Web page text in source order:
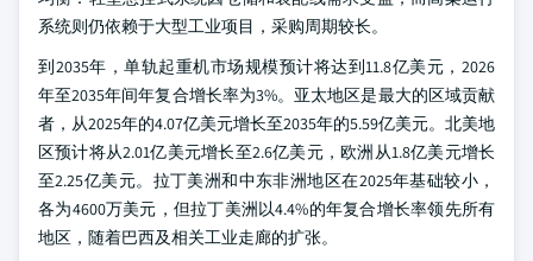
系统则仍依赖于大型工业项目，采购周期较长。
到2035年，单轨起重机市场规模预计将达到11.8亿美元，2026
年至2035年间年复合增长率为3%。亚太地区是最大的区域贡献
者，从2025年的4.07亿美元增长至2035年的5.59亿美元。北美地
区预计将从2.01亿美元增长至2.6亿美元，欧洲从1.8亿美元增长
至2.25亿美元。拉丁美洲和中东非洲地区在2025年基础较小，
各为4600万美元，但拉丁美洲以4.4%的年复合增长率领先所有
地区，随着巴西及相关工业走廊的扩张。